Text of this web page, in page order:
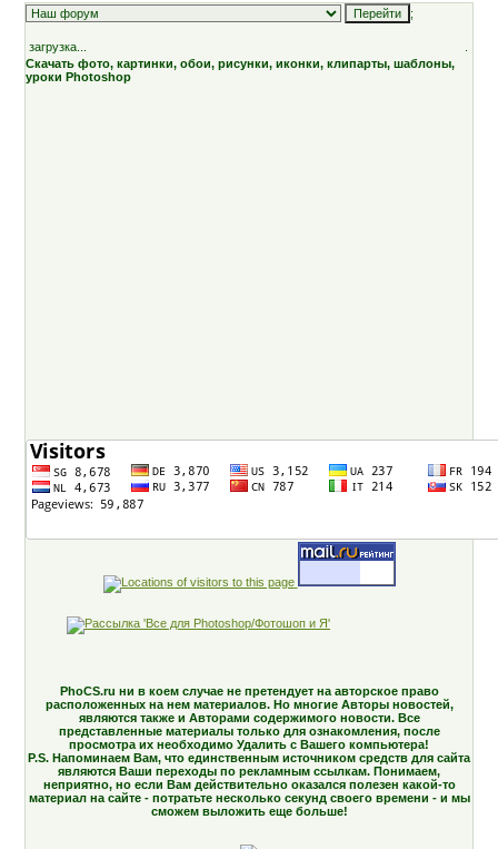
;
загрузка...
Скачать фото, картинки, обои, рисунки, иконки, клипарты, шаблоны,
уроки Photoshop
PhoCS.ru ни в коем случае не претендует на авторское право
расположенных на нем материалов. Но многие Авторы новостей,
являются также и Авторами содержимого новости. Все
представленные материалы только для ознакомления, после
просмотра их необходимо Удалить с Вашего компьютера!
P.S. Напоминаем Вам, что единственным источником средств для сайта
являются Ваши переходы по рекламным ссылкам. Понимаем,
неприятно, но если Вам действительно оказался полезен какой-то
материал на сайте - потратьте несколько секунд своего времени - и мы
сможем выложить еще больше!